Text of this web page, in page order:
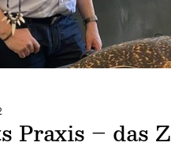
Praxis – das